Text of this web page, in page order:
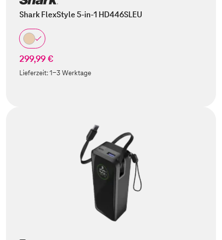
Shark FlexStyle 5-in-1 HD446SLEU
299,99 €
Lieferzeit:1-3 Werktage